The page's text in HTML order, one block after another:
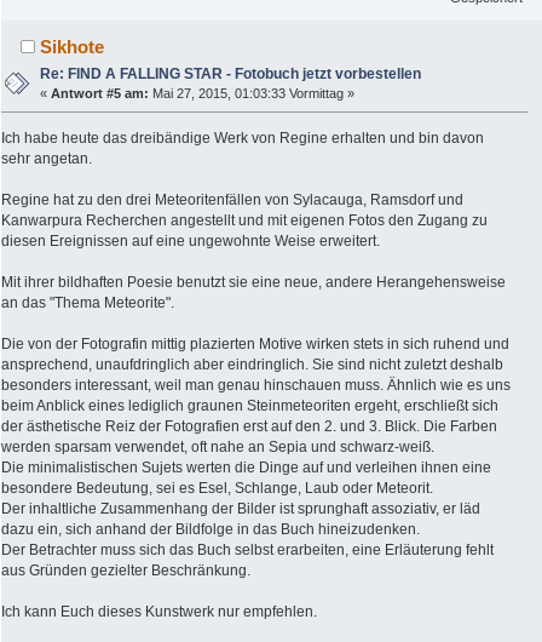
Sikhote
Re: FIND A FALLING STAR - Fotobuch jetzt vorbestellen
«Antwort #5 am: Mai 27, 2015, 01:03:33 Vormittag »
Ich habe heute das dreibändige Werk von Regine erhalten und bin davon
sehr angetan.
Regine hat zu den drei Meteoritenfällen von Sylacauga, Ramsdorf und
Kanwarpura Recherchen angestellt und mit eigenen Fotos den Zugang zu
diesen Ereignissen auf eine ungewohnte Weise erweitert.
Mit ihrer bildhaften Poesie benutzt sie eine neue, andere Herangehensweise
an das "Thema Meteorite".
Die von der Fotografin mittig plazierten Motive wirken stets in sich ruhend und
ansprechend, unaufdringlich aber eindringlich. Sie sind nicht zuletzt deshalb
besonders interessant, weil man genau hinschauen muss. Ähnlich wie es uns
beim Anblick eines lediglich graunen Steinmeteoriten ergeht, erschließt sich
der ästhetische Reiz der Fotografien erst auf den 2. und 3. Blick. Die Farben
werden sparsam verwendet, oft nahe an Sepia und schwarz-weiß.
Die minimalistischen Sujets werten die Dinge auf und verleihen ihnen eine
besondere Bedeutung, sei es Esel, Schlange, Laub oder Meteorit.
Der inhaltliche Zusammenhang der Bilder ist sprunghaft assoziativ, er läd
dazu ein, sich anhand der Bildfolge in das Buch hineizudenken.
Der Betrachter muss sich das Buch selbst erarbeiten, eine Erläuterung fehlt
aus Gründen gezielter Beschränkung.
Ich kann Euch dieses Kunstwerk nur empfehlen.